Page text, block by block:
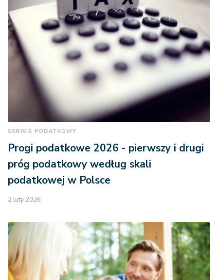
SERWIS PODATKOWY
Progi podatkowe 2026 - pierwszy i drugi
próg podatkowy według skali
podatkowej w Polsce
2 luty 2026